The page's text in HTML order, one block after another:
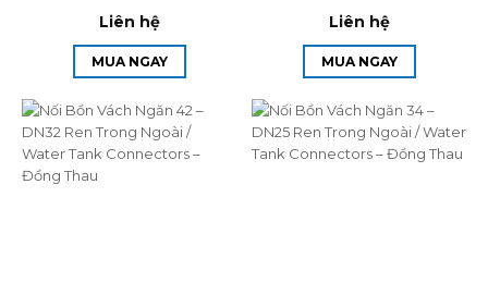
Connectors – Đồng
Thau
Liên hệ
MUA NGAY
Connectors – Đồng
Thau
Liên hệ
MUA NGAY